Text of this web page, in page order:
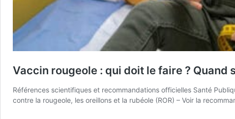
Vaccin rougeole : qui doit le faire ? Quand
Références scientifiques et recommandations officielles Santé
contre la rougeole, les oreillons et la rubéole (ROR) – Voir la